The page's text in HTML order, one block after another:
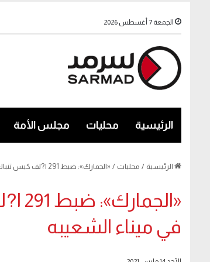
الجمعة 7 أغسطس 2026
الرئيسية محليات مجلس الأمة
الرئيسية / محليات / «الجمارك»: ضبط 291 ا?لف كيس تنباك قادمة من دولة آسيوية في ميناء الشعيبه
في ميناء الشعيبه